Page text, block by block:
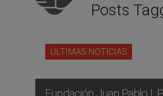
Posts
ÚLTIMAS NOTICIAS